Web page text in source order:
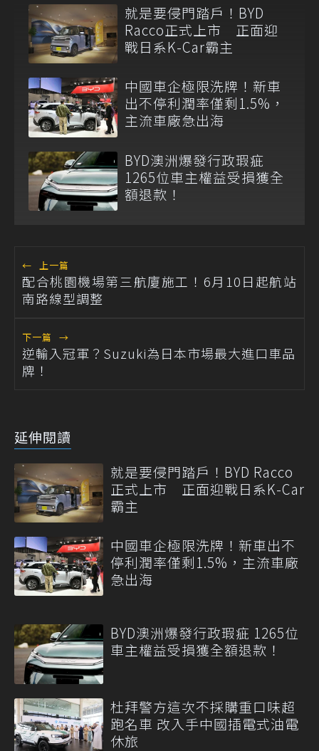
就是要侵門踏戶！BYD
Racco正式上市 正面迎
戰日系K-Car霸主
中國車企極限洗牌！新車
出不停利潤率僅剩1.5%，
主流車廠急出海
BYD澳洲爆發行政瑕疵
1265位車主權益受損獲全
額退款！
← 上一篇
配合桃園機場第三航廈施工！6月10日起航站
南路線型調整
下一篇 →
逆輸入冠軍？Suzuki為日本市場最大進口車品
牌！
延伸閱讀
就是要侵門踏戶！BYD Racco
正式上市 正面迎戰日系K-Car
霸主
中國車企極限洗牌！新車出不
停利潤率僅剩1.5%，主流車廠
急出海
BYD澳洲爆發行政瑕疵 1265位
車主權益受損獲全額退款！
杜拜警方這次不採購重口味超
跑名車 改入手中國插電式油電
休旅